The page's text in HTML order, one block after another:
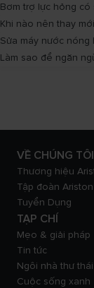
Bơm trợ lực hỏng có
Khi nào nên thay
Sửa máy nước
Làm sao để ngăn
VỀ CHÚNG TÔI
Thương hiệu
Tập đoàn Ariston
Tuyển Dụng
TẠP CHÍ
Mẹo & giải pháp
Tin tức
Ngôi nhà thư thái
Cuộc sống xanh